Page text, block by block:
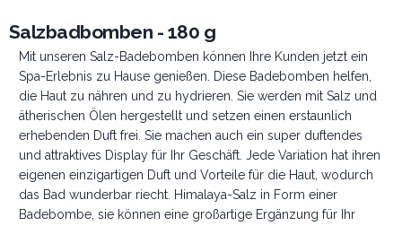
Salzbadbomben - 180 g
Mit unseren Salz-Badebomben können Ihre Kunden jetzt ein
Spa-Erlebnis zu Hause genießen. Diese Badebomben helfen,
die Haut zu nähren und zu hydrieren. Sie werden mit Salz und
ätherischen Ölen hergestellt und setzen einen erstaunlich
erhebenden Duft frei. Sie machen auch ein super duftendes
und attraktives Display für Ihr Geschäft. Jede Variation hat ihren
eigenen einzigartigen Duft und Vorteile für die Haut, wodurch
das Bad wunderbar riecht. Himalaya-Salz in Form einer
Badebombe, sie können eine großartige Ergänzung für Ihr